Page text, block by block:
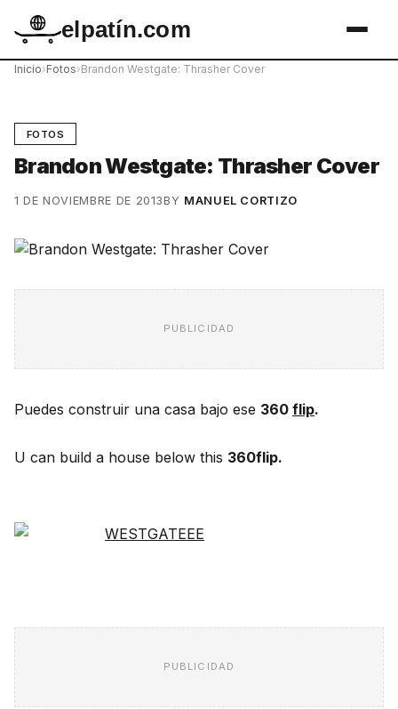
elpatín.com
Inicio›Fotos›Brandon Westgate: Thrasher Cover
FOTOS
Brandon Westgate: Thrasher Cover
1 DE NOVIEMBRE DE 2013BY MANUEL CORTIZO
PUBLICIDAD
Puedes construir una casa bajo ese 360 flip.
U can build a house below this 360flip.
PUBLICIDAD